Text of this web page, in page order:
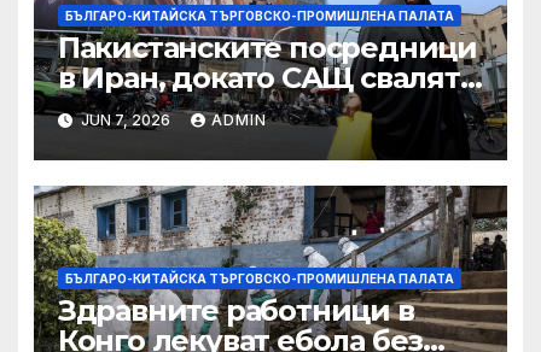
БЪЛГАРО-КИТАЙСКА ТЪРГОВСКО-ПРОМИШЛЕНА ПАЛАТА
Пакистанските посредници
в Иран, докато САЩ свалят
дронове, Ливан търси мир
JUN 7, 2026 ADMIN
БЪЛГАРО-КИТАЙСКА ТЪРГОВСКО-ПРОМИШЛЕНА ПАЛАТА
Здравните работници в
Конго лекуват ебола без